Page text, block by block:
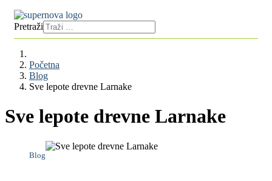
Pretraži
Početna
Blog
Sve lepote drevne Larnake
Sve lepote drevne Larnake
Blog